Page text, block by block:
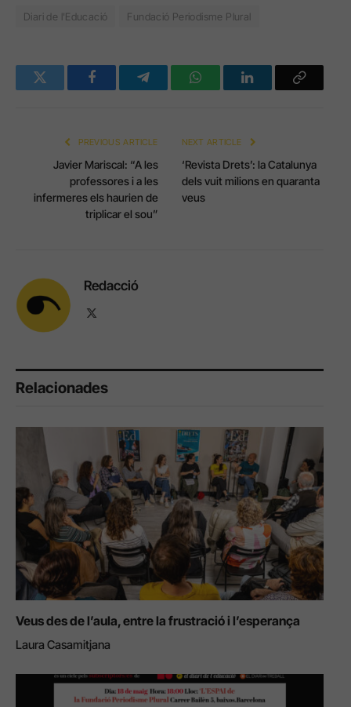
Diari de l'Educació Fundació Periodisme Plural
Twitter FacebookTelegramWhatsAppLinkedInCopy
PREVIOUS ARTICLE
Javier Mariscal: “A les
professores i a les
infermeres els haurien de
triplicar el sou”
NEXT ARTICLE
‘Revista Drets’: la Catalunya
dels vuit milions en quaranta
veus
Redacció
Relacionades
Veus des de l’aula, entre la frustració i l’esperança
Laura Casamitjana